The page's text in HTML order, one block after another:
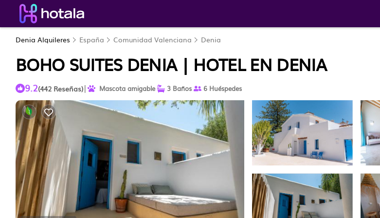
Denia Alquileres España Comunidad Valenciana Denia
BOHO SUITES DENIA | HOTEL EN DENIA
9.2(442 Reseñas)| Mascota amigable 3 Baños 6 Huéspedes